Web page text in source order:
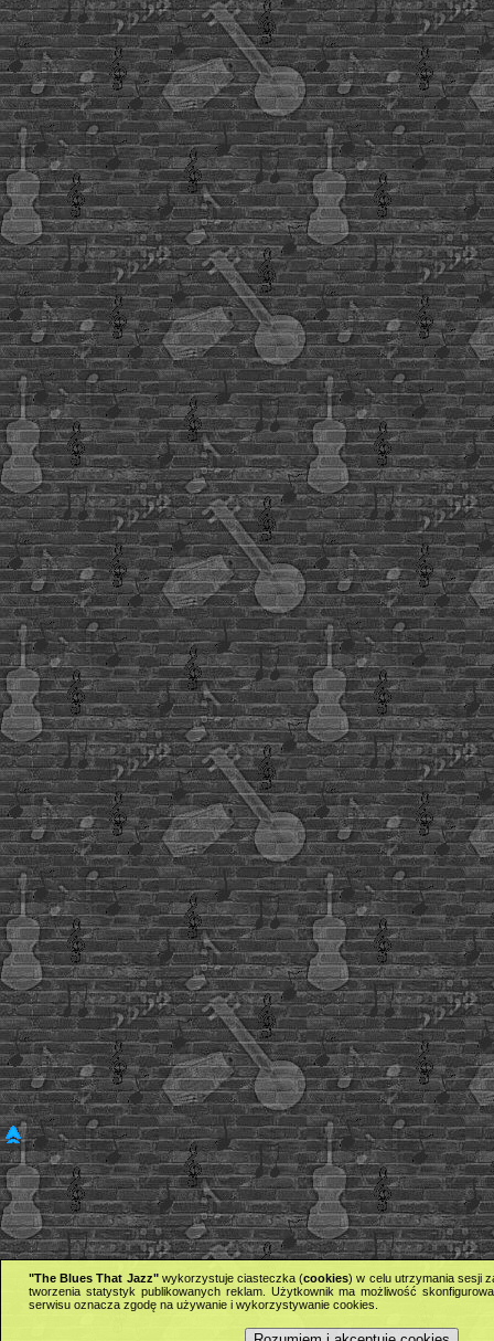
"The Blues That Jazz"wykorzystuje ciasteczka (cookies) w celu utrzymania sesji
tworzenia statystyk publikowanych reklam. Użytkownik ma możliwość
serwisu oznacza zgodę na używanie i wykorzystywanie cookies.